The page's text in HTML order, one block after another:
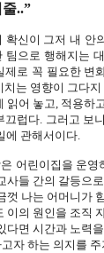
줄..”
확신이 그저 내 안
팀으로 행해지는
제로 꼭 필요한 변
치는 영향이 그다
읽어 놓고, 적용하
끄럽다. 그러고 보
에 관해서이다.
어린이집을 운영
사들 간의 갈등으
껏 나는 어머니가
이의 원인을 조직
다면 시간과 노력
자 하는 의지를